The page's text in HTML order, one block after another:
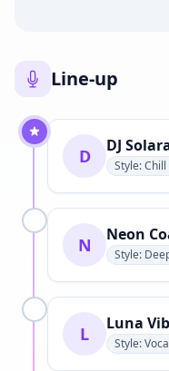
Line-up
D DJ
Style:
N Neon
Style:
L Luna
Style: